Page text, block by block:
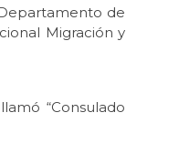
de
Migración y
“Consulado